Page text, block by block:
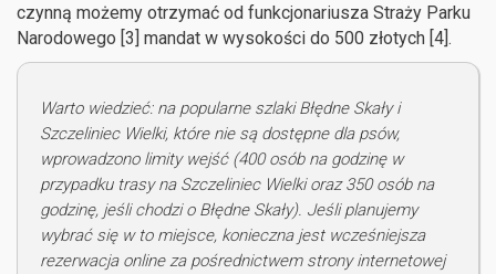
czynną możemy otrzymać od funkcjonariusza Straży Parku
Narodowego [3] mandat w wysokości do 500 złotych [4].
Warto wiedzieć: na popularne szlaki Błędne Skały i
Szczeliniec Wielki, które nie są dostępne dla psów,
wprowadzono limity wejść (400 osób na godzinę w
przypadku trasy na Szczeliniec Wielki oraz 350 osób na
godzinę, jeśli chodzi o Błędne Skały). Jeśli planujemy
wybrać się w to miejsce, konieczna jest wcześniejsza
rezerwacja online za pośrednictwem strony internetowej